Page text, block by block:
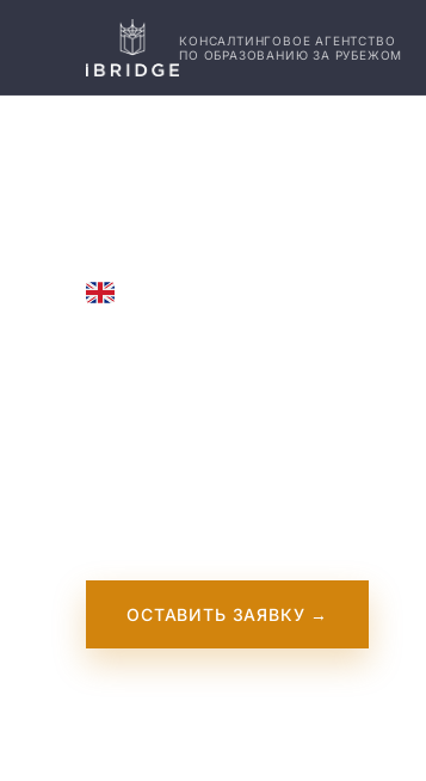
КОНСАЛТИНГОВОЕ АГЕНТСТВО
ПО ОБРАЗОВАНИЮ ЗА РУБЕЖОМ
ОСТАВИТЬ ЗАЯВКУ →